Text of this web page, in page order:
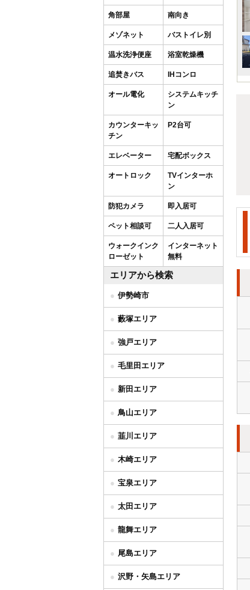
角部屋 南向き
メゾネット バストイレ別
温水洗浄便座 浴室乾燥機
追焚きバス IHコンロ
オール電化
システムキッチ
ン
カウンターキッ
チン
P2台可
エレベーター 宅配ボックス
オートロック
TVインターホ
ン
防犯カメラ 即入居可
ペット相談可 二人入居可
ウォークインク
ローゼット
インターネット
無料
エリアから検索
伊勢崎市
藪塚エリア
強戸エリア
毛里田エリア
新田エリア
鳥山エリア
韮川エリア
木崎エリア
宝泉エリア
太田エリア
龍舞エリア
尾島エリア
沢野・矢島エリア